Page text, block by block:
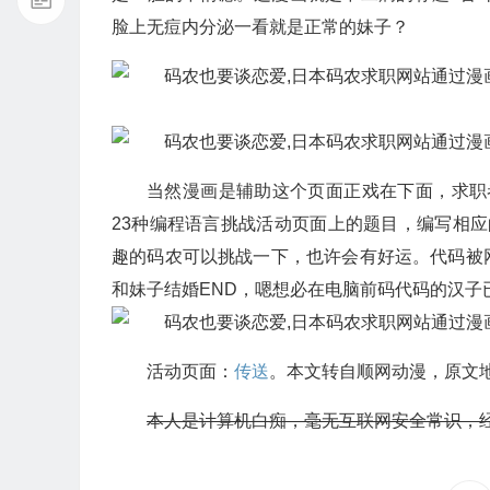
脸上无痘内分泌一看就是正常的妹子？
当然漫画是辅助这个页面正戏在下面，求
23种编程语言挑战活动页面上的题目，编写相
趣的码农可以挑战一下，也许会有好运。代码
和妹子结婚END，嗯想必在电脑前码代码的汉子
活动页面： 传送。本文转自顺网动漫，原文
本人是计算机白痴，毫无互联网安全常识，